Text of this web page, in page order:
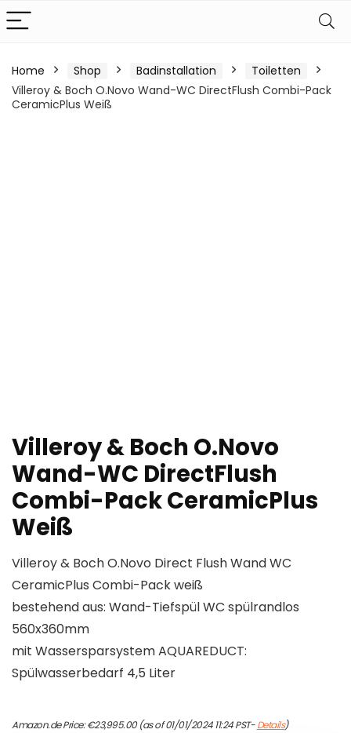
Home Shop Badinstallation
Toiletten
Villeroy & Boch O.Novo Wand-WC DirectFlush Combi-Pack
CeramicPlus Weiß
Villeroy & Boch O.Novo
Wand-WC DirectFlush
Combi-Pack CeramicPlus
Weiß
Villeroy & Boch O.Novo Direct Flush Wand WC
CeramicPlus Combi-Pack weiß
bestehend aus: Wand-Tiefspül WC spülrandlos
560x360mm
mit Wassersparsystem AQUAREDUCT:
Spülwasserbedarf 4,5 Liter
Amazon.de Price:€23,995.00(as of 01/01/2024 11:24 PST-Details)